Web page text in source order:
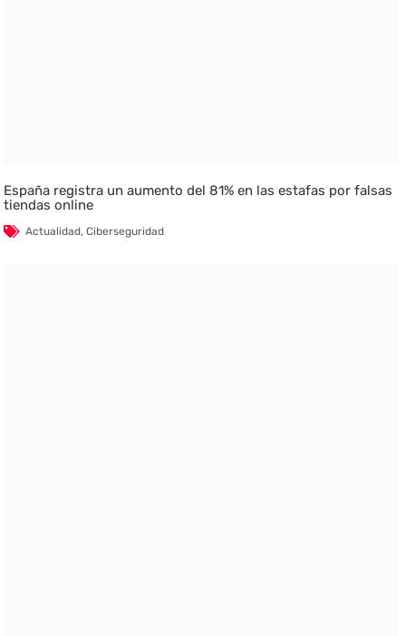
España registra un aumento del 81% en las estafas por falsas
tiendas online
Actualidad,Ciberseguridad